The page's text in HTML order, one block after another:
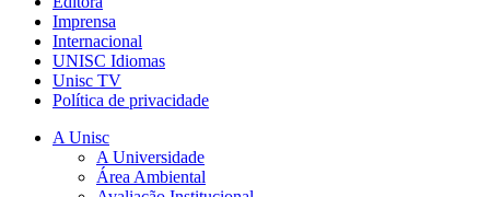
Imprensa
Internacional
UNISC Idiomas
Unisc TV
Política de privacidade
A Unisc
A Universidade
Área Ambiental